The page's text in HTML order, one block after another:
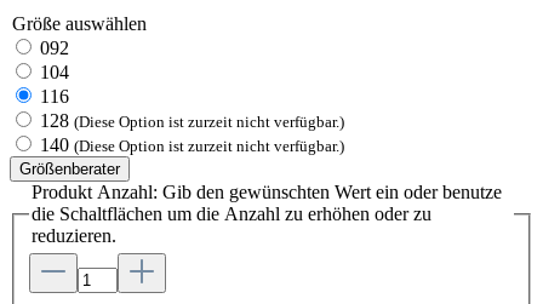
Größe auswählen
092
104
116
128 (Diese Option ist zurzeit nicht verfügbar.)
140 (Diese Option ist zurzeit nicht verfügbar.)
Größenberater
Produkt Anzahl: Gib den gewünschten Wert ein oder benutze
die Schaltflächen um die Anzahl zu erhöhen oder zu
reduzieren.